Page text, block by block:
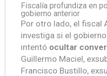
Fiscalía profundiza en
gobierno anterior
Por otro lado, el fiscal
investiga si el
intentó ocultar
Guillermo Maciel,
Francisco Bustillo,